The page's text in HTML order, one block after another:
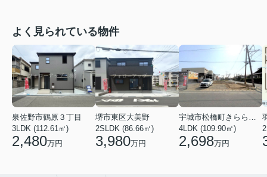
よく見られている物件
泉佐野市鶴原３丁目
3LDK (112.61㎡)
2,480万円
堺市東区大美野
2SLDK (86.66㎡)
3,980万円
4LDK (109.90㎡)
2,698万円